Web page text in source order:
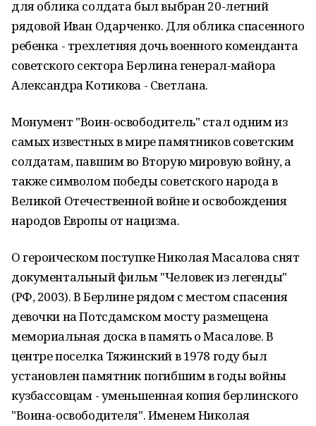
для облика солдата был выбран 20-летний
рядовой Иван Одарченко. Для облика спасенного
ребенка - трехлетняя дочь военного коменданта
советского сектора Берлина генерал-майора
Александра Котикова - Светлана.
Монумент "Воин-освободитель" стал одним из
самых известных в мире памятников советским
солдатам, павшим во Вторую мировую войну, а
также символом победы советского народа в
Великой Отечественной войне и освобождения
народов Европы от нацизма.
О героическом поступке Николая Масалова снят
документальный фильм "Человек из легенды"
(РФ, 2003). В Берлине рядом с местом спасения
девочки на Потсдамском мосту размещена
мемориальная доска в память о Масалове. В
центре поселка Тяжинский в 1978 году был
установлен памятник погибшим в годы войны
кузбассовцам - уменьшенная копия берлинского
"Воина-освободителя". Именем Николая